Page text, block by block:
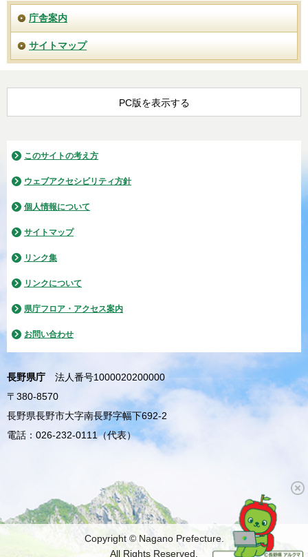
庁舎案内
サイトマップ
PC版を表示する
このサイトの考え方
ウェブアクセシビリティ方針
個人情報について
サイトマップ
リンク集
リンクについて
県庁フロア・アクセス案内
お問い合わせ
長野県庁
法人番号1000020200000
〒380-8570
長野県長野市大字南長野字幅下692-2
電話：026-232-0111（代表）
Copyright © Nagano Prefecture.
All Rights Reserved.